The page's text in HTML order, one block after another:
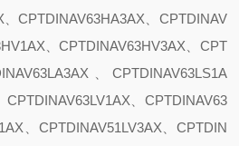
CPTDINAV63HA3AX、CPTDINAV
、CPTDINAV63HV3AX、CPT
、CPTDINAV63LS1A
CPTDINAV63LV1AX、CPTDINAV63
、CPTDINAV51LV3AX、CPTDIN